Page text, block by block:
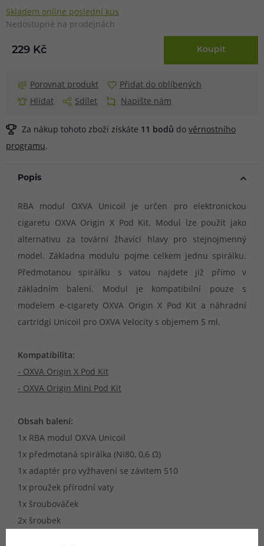
Skladem online poslední kus
Nedostupné na prodejnách
229 Kč Koupit
Porovnat produkt
Přidat do oblíbených
Hlídat
Sdílet Napište nám
Za nákup tohoto zboží získáte 11 bodů do věrnostního
programu.
Popis
RBA modul OXVA Unicoil je určen pro elektronickou
cigaretu OXVA Origin X Pod Kit. Modul lze použít jako
alternativu za tovární žhavící hlavy pro stejnojmenný
model. Základna modulu pojme celkem jednu spirálku.
Předmotanou spirálku s vatou najdete již přímo v
základním balení. Modul je kompatibilní pouze s
modelem e-cigarety OXVA Origin X Pod Kit a náhradní
cartridgí Unicoil pro OXVA Velocity s objemem 5 ml.
Kompatibilita:
- OXVA Origin X Pod Kit
- OXVA Origin Mini Pod Kit
Obsah balení:
1x RBA modul OXVA Unicoil
1x předmotaná spirálka (Ni80, 0,6 Ω)
1x adaptér pro vyžhavení se závitem 510
1x proužek přírodní vaty
1x šroubováček
2x šroubek